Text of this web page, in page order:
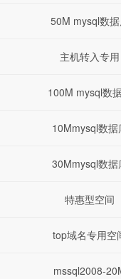
50M mysql数
主机转入专用
100M mysql数
10Mmysql数据
30Mmysql数据
特惠型空间
top域名专用空
mssql2008-